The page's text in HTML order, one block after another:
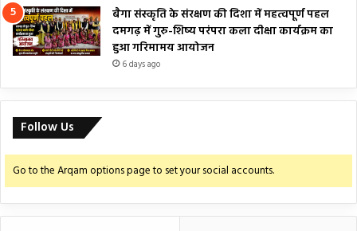
बैगा संस्कृति के संरक्षण की दिशा में महत्वपूर्ण पहल
दमगढ़ में गुरु-शिष्य परंपरा कला दीक्षा कार्यक्रम का
हुआ गरिमामय आयोजन
6 days ago
Follow Us
Go to the Arqam options page to set your social accounts.